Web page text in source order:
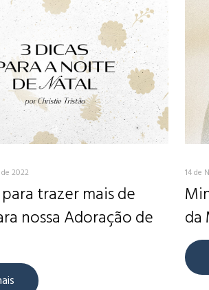
2022
trazer mais de
nossa Adoração de
14 de
da